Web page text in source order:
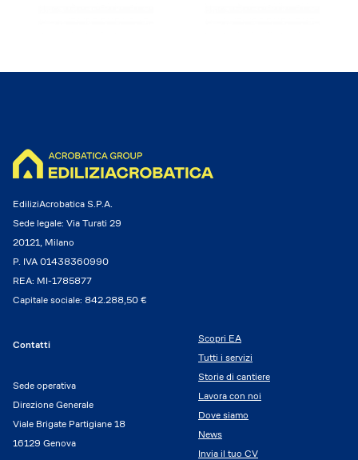
EdiliziAcrobatica S.P.A.
Sede legale: Via Turati 29
20121, Milano
P. IVA 01438360990
REA: MI-1785877
Capitale sociale: 842.288,50 €
Contatti
Sede operativa
Direzione Generale
Viale Brigate Partigiane 18
16129 Genova
Scopri EA
Tutti i servizi
Storie di cantiere
Lavora con noi
Dove siamo
News
Invia il tuo CV